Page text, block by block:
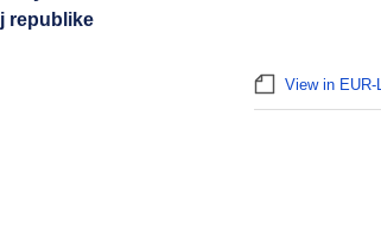
republike
View in EUR-